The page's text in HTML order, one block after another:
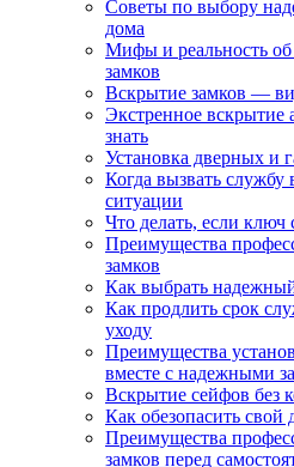
Советы по выбору
дома
Мифы и реальность
замков
Вскрытие замков —
Экстренное
знать
Установка дверных и
Когда вызвать службу
ситуации
Что делать, если ключ
Преимущества
замков
Как выбрать
Как продлить срок
уходу
Преимущества
вместе с надежными
Вскрытие сейфов без
Как обезопасить свой
Преимущества
замков перед